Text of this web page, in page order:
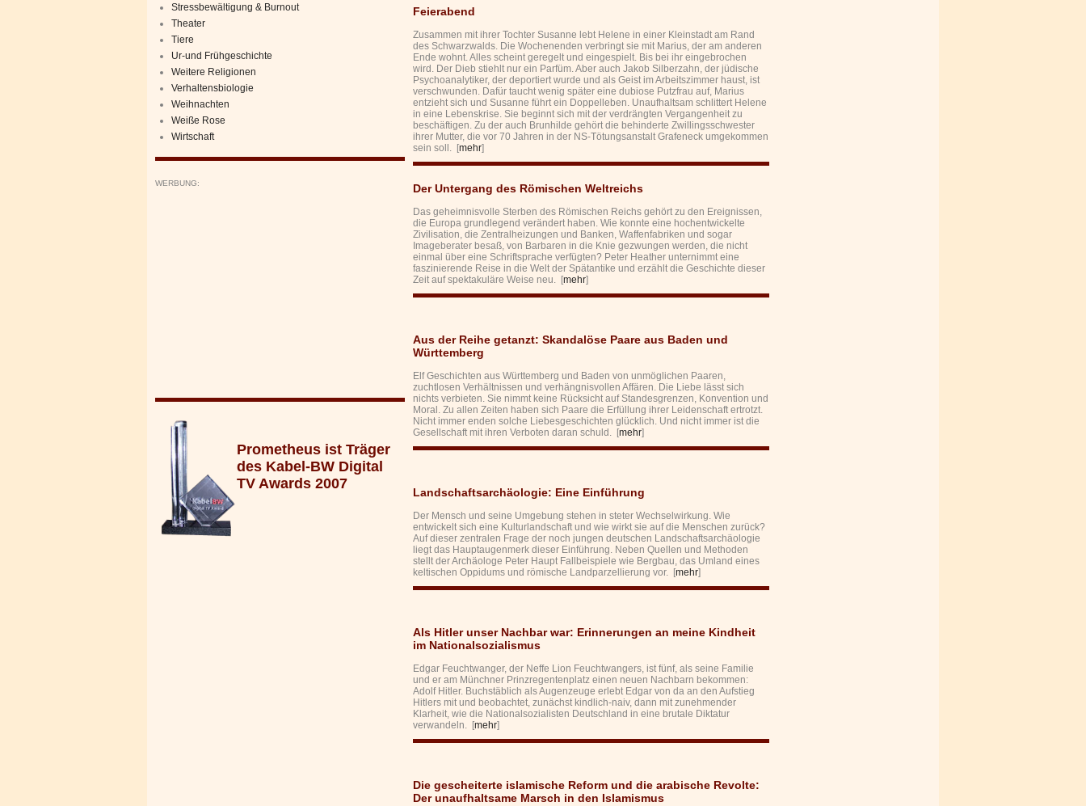
Stressbewältigung & Burnout
Theater
Tiere
Ur-und Frühgeschichte
Weitere Religionen
Verhaltensbiologie
Weihnachten
Weiße Rose
Wirtschaft
WERBUNG:
Prometheus ist Träger
des Kabel-BW Digital
TV Awards 2007
Feierabend
Zusammen mit ihrer Tochter Susanne lebt Helene in einer Kleinstadt am Rand
des Schwarzwalds. Die Wochenenden verbringt sie mit Marius, der am anderen
Ende wohnt. Alles scheint geregelt und eingespielt. Bis bei ihr eingebrochen
wird. Der Dieb stiehlt nur ein Parfüm. Aber auch Jakob Silberzahn, der jüdische
Psychoanalytiker, der deportiert wurde und als Geist im Arbeitszimmer haust, ist
verschwunden. Dafür taucht wenig später eine dubiose Putzfrau auf, Marius
entzieht sich und Susanne führt ein Doppelleben. Unaufhaltsam schlittert Helene
in eine Lebenskrise. Sie beginnt sich mit der verdrängten Vergangenheit zu
beschäftigen. Zu der auch Brunhilde gehört die behinderte Zwillingsschwester
ihrer Mutter, die vor 70 Jahren in der NS-Tötungsanstalt Grafeneck umgekommen
sein soll. [mehr]
Der Untergang des Römischen Weltreichs
Das geheimnisvolle Sterben des Römischen Reichs gehört zu den Ereignissen,
die Europa grundlegend verändert haben. Wie konnte eine hochentwickelte
Zivilisation, die Zentralheizungen und Banken, Waffenfabriken und sogar
Imageberater besaß, von Barbaren in die Knie gezwungen werden, die nicht
einmal über eine Schriftsprache verfügten? Peter Heather unternimmt eine
faszinierende Reise in die Welt der Spätantike und erzählt die Geschichte dieser
Zeit auf spektakuläre Weise neu. [mehr]
Aus der Reihe getanzt: Skandalöse Paare aus Baden und
Württemberg
Elf Geschichten aus Württemberg und Baden von unmöglichen Paaren,
zuchtlosen Verhältnissen und verhängnisvollen Affären. Die Liebe lässt sich
nichts verbieten. Sie nimmt keine Rücksicht auf Standesgrenzen, Konvention und
Moral. Zu allen Zeiten haben sich Paare die Erfüllung ihrer Leidenschaft ertrotzt.
Nicht immer enden solche Liebesgeschichten glücklich. Und nicht immer ist die
Gesellschaft mit ihren Verboten daran schuld. [mehr]
Landschaftsarchäologie: Eine Einführung
Der Mensch und seine Umgebung stehen in steter Wechselwirkung. Wie
entwickelt sich eine Kulturlandschaft und wie wirkt sie auf die Menschen zurück?
Auf dieser zentralen Frage der noch jungen deutschen Landschaftsarchäologie
liegt das Hauptaugenmerk dieser Einführung. Neben Quellen und Methoden
stellt der Archäologe Peter Haupt Fallbeispiele wie Bergbau, das Umland eines
keltischen Oppidums und römische Landparzellierung vor. [mehr]
Als Hitler unser Nachbar war: Erinnerungen an meine Kindheit
im Nationalsozialismus
Edgar Feuchtwanger, der Neffe Lion Feuchtwangers, ist fünf, als seine Familie
und er am Münchner Prinzregentenplatz einen neuen Nachbarn bekommen:
Adolf Hitler. Buchstäblich als Augenzeuge erlebt Edgar von da an den Aufstieg
Hitlers mit und beobachtet, zunächst kindlich-naiv, dann mit zunehmender
Klarheit, wie die Nationalsozialisten Deutschland in eine brutale Diktatur
verwandeln. [mehr]
Die gescheiterte islamische Reform und die arabische Revolte:
Der unaufhaltsame Marsch in den Islamismus